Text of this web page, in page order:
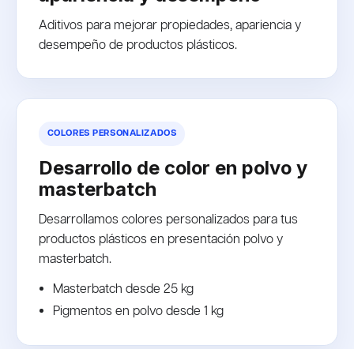
Aditivos para mejorar propiedades, apariencia y
desempeño de productos plásticos.
COLORES PERSONALIZADOS
Desarrollo de color en polvo y
masterbatch
Desarrollamos colores personalizados para tus
productos plásticos en presentación polvo y
masterbatch.
Masterbatch desde 25 kg
Pigmentos en polvo desde 1 kg